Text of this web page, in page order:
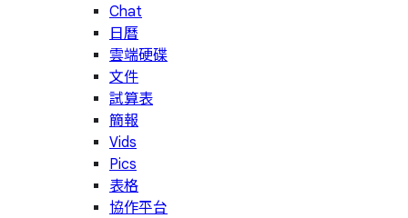
Chat
日曆
雲端硬碟
文件
試算表
簡報
Vids
Pics
表格
協作平台